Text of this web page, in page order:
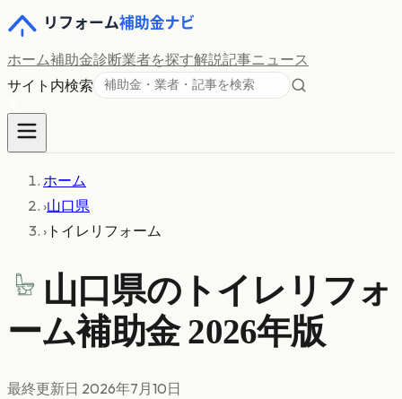
ホーム補助金診断業者を探す解説記事ニュース
サイト内検索
ホーム
›山口県
› トイレリフォーム
山口県のトイレリフォ
ーム補助金 2026年版
最終更新日 2026年7月10日